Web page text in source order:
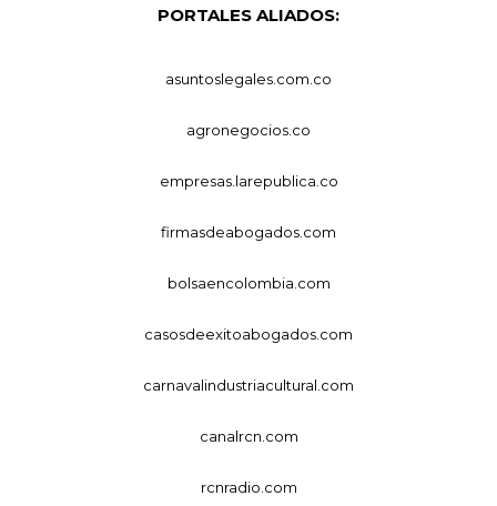
PORTALES ALIADOS:
asuntoslegales.com.co
agronegocios.co
empresas.larepublica.co
firmasdeabogados.com
bolsaencolombia.com
casosdeexitoabogados.com
carnavalindustriacultural.com
canalrcn.com
rcnradio.com